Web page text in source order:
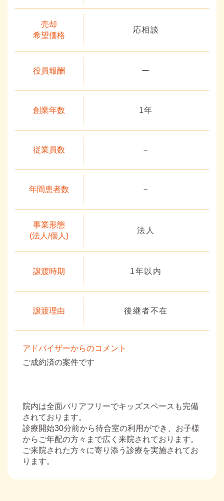
売却
希望価格
応相談
役員報酬 ー
創業年数 1年
従業員数 －
年間患者数 －
事業形態
(法人/個人)
法人
譲渡時期 1年以内
譲渡理由 後継者不在
アドバイザーからのコメント
ご成約済の案件です
院内は全面バリアフリーでキッズスペースも完備
されております。
診療開始30分前から待合室の利用ができ、お子様
からご年配の方々まで広く来院されております。
ご来院された方々に寄り添う診療を実施されてお
ります。